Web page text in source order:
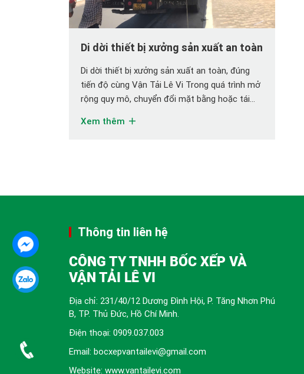
Di dời thiết bị xưởng sản xuất an toàn
Di dời thiết bị xưởng sản xuất an toàn, đúng
tiến độ cùng Vận Tải Lê Vi Trong quá trình mở
rộng quy mô, chuyển đổi mặt bằng hoặc tái
nghiệp phải đối mặt với một bài toán không hề
Xem thêm
Thông tin liên hệ
CÔNG TY TNHH BỐC XẾP VÀ
VẬN TẢI LÊ VI
Địa chỉ: 231/40/12 Dương Đình Hội, P. Tăng Nhơn Phú
B, TP. Thủ Đức, Hồ Chí Minh.
Điện thoại: 0909.037.003
Email: bocxepvantailevi@gmail.com
Website: www.vantailevi.com